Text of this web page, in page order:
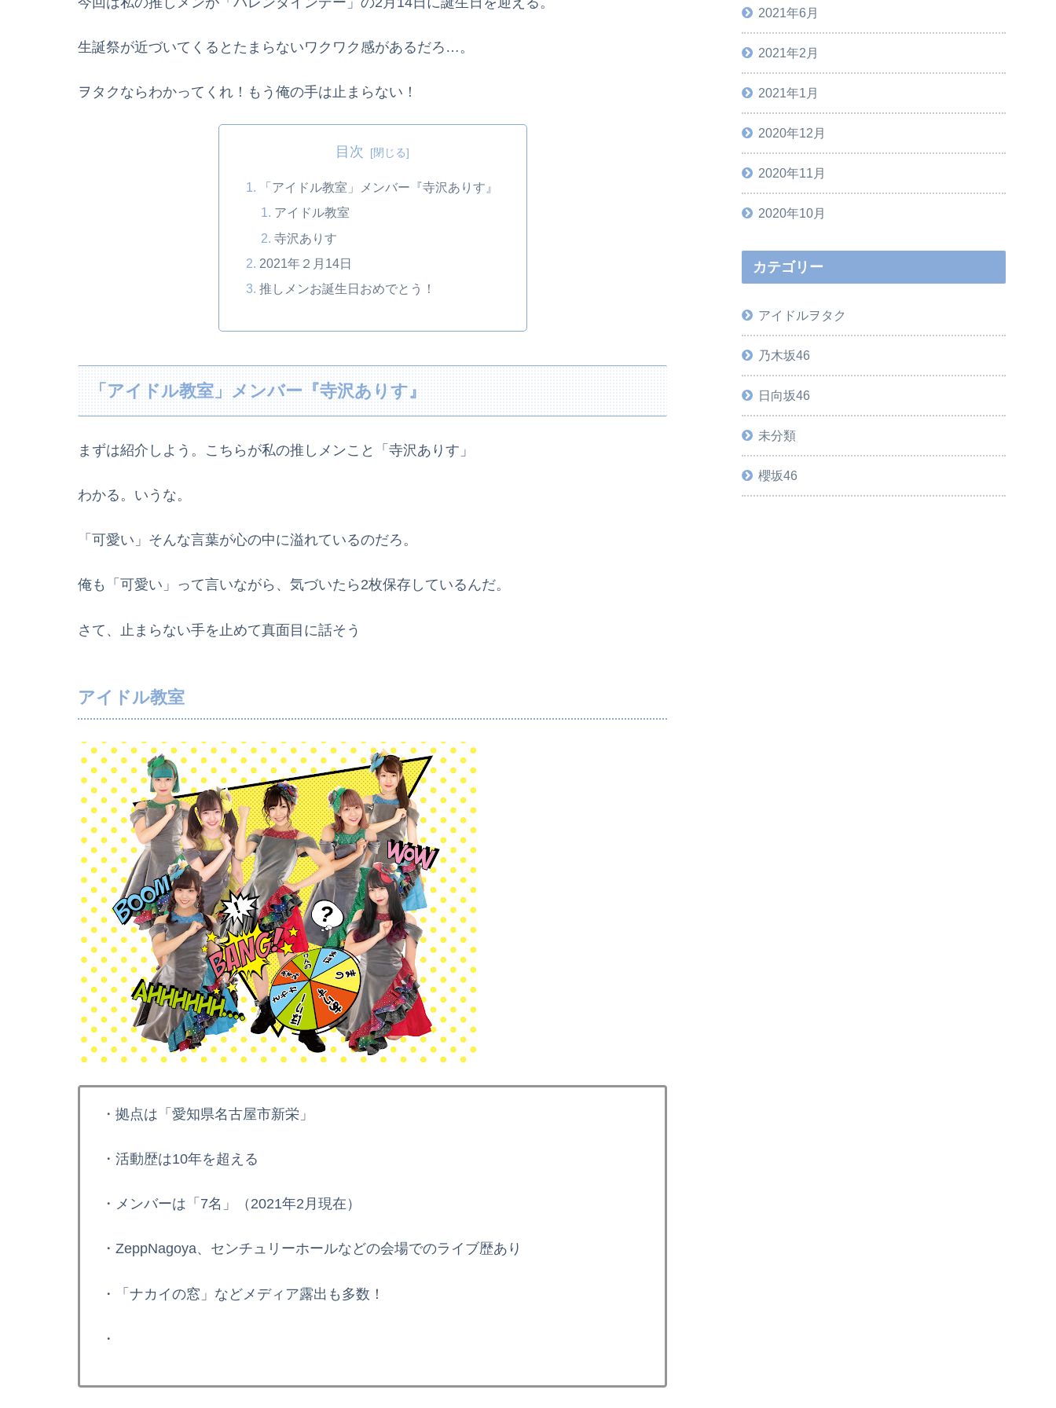
生誕祭が近づいてくるとたまらないワクワク感があるだろ…。
ヲタクならわかってくれ！もう俺の手は止まらない！
目次
「アイドル教室」メンバー『寺沢ありす』
アイドル教室
寺沢ありす
2021年２月14日
推しメンお誕生日おめでとう！
「アイドル教室」メンバー『寺沢ありす』
まずは紹介しよう。こちらが私の推しメンこと「寺沢ありす」
わかる。いうな。
「可愛い」そんな言葉が心の中に溢れているのだろ。
俺も「可愛い」って言いながら、気づいたら2枚保存しているんだ。
さて、止まらない手を止めて真面目に話そう
アイドル教室
・拠点は「愛知県名古屋市新栄」
・活動歴は10年を超える
・メンバーは「7名」（2021年2月現在）
・ZeppNagoya、センチュリーホールなどの会場でのライブ歴あり
・「ナカイの窓」などメディア露出も多数！
・
2021年6月
2021年2月
2021年1月
2020年12月
2020年11月
2020年10月
カテゴリー
アイドルヲタク
乃木坂46
日向坂46
未分類
櫻坂46